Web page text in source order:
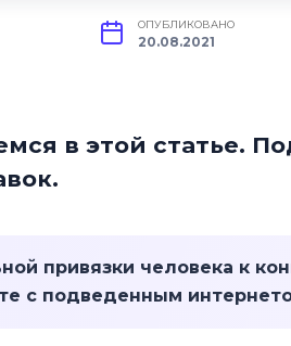
ОПУБЛИКОВАНО
20.08.2021
в этой статье.
привязки человека к
с подведенным